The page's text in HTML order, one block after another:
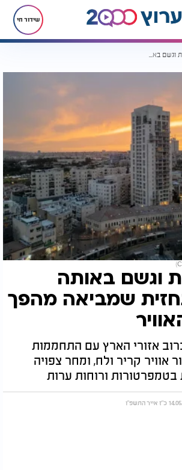
שידור חי
שרב, רוחות וגשם באותה יממה: התחזית שמביאה מהפך חד במזג האוויר
וגשם באותה
שמביאה מהפך
אזורי הארץ עם התחממות
אוויר קריר ולח, ומחר צפויה
ורוחות ערות
אייר התשפ"ו